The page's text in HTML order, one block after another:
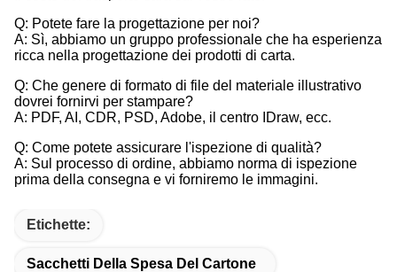
Q: Potete fare la progettazione per noi?
A: Sì, abbiamo un gruppo professionale che ha esperienza
ricca nella progettazione dei prodotti di carta.
Q: Che genere di formato di file del materiale illustrativo
dovrei fornirvi per stampare?
A: PDF, AI, CDR, PSD, Adobe, il centro IDraw, ecc.
Q: Come potete assicurare l'ispezione di qualità?
A: Sul processo di ordine, abbiamo norma di ispezione
prima della consegna e vi forniremo le immagini.
Etichette:
Sacchetti Della Spesa Del Cartone